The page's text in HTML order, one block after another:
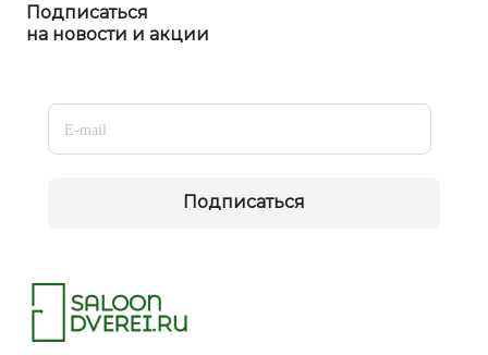
Подписаться
на новости и акции
Подписаться